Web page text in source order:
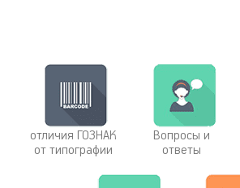
отличия ГОЗНАК
от типографии
Вопросы и
ответы